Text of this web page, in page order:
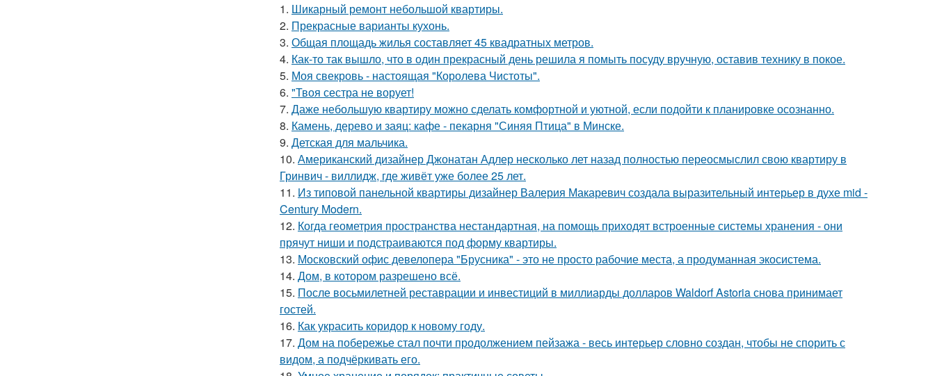
1. Шикарный ремонт небольшой квартиры.
2. Прекрасные варианты кухонь.
3. Общая площадь жилья составляет 45 квадратных метров.
4. Как-то так вышло, что в один прекрасный день решила я помыть посуду вручную, оставив технику в покое.
5. Моя свекровь - настоящая "Королева Чистоты".
6. "Твоя сестра не ворует!
7. Даже небольшую квартиру можно сделать комфортной и уютной, если подойти к планировке осознанно.
8. Камень, дерево и заяц: кафе - пекарня "Синяя Птица" в Минске.
9. Детская для мальчика.
10. Американский дизайнер Джонатан Адлер несколько лет назад полностью переосмыслил свою квартиру в
Гринвич - виллидж, где живёт уже более 25 лет.
11. Из типовой панельной квартиры дизайнер Валерия Макаревич создала выразительный интерьер в духе mid -
Century Modern.
12. Когда геометрия пространства нестандартная, на помощь приходят встроенные системы хранения - они
прячут ниши и подстраиваются под форму квартиры.
13. Московский офис девелопера "Брусника" - это не просто рабочие места, а продуманная экосистема.
14. Дом, в котором разрешено всё.
15. После восьмилетней реставрации и инвестиций в миллиарды долларов Waldorf Astoria снова принимает
гостей.
16. Как украсить коридор к новому году.
17. Дом на побережье стал почти продолжением пейзажа - весь интерьер словно создан, чтобы не спорить с
видом, а подчёркивать его.